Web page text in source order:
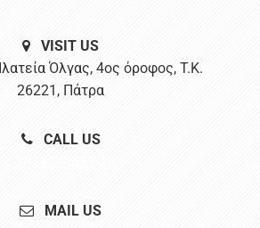
VISIT US
Όλγας, 4ος όροφος, Τ.Κ.
26221, Πάτρα
CALL US
MAIL US